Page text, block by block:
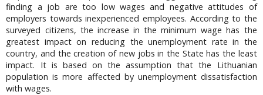
finding a job are too low wages and negative attitudes of
employers towards inexperienced employees. According to the
surveyed citizens, the increase in the minimum wage has the
greatest impact on reducing the unemployment rate in the
country, and the creation of new jobs in the State has the least
impact. It is based on the assumption that the Lithuanian
population is more affected by unemployment dissatisfaction
with wages.